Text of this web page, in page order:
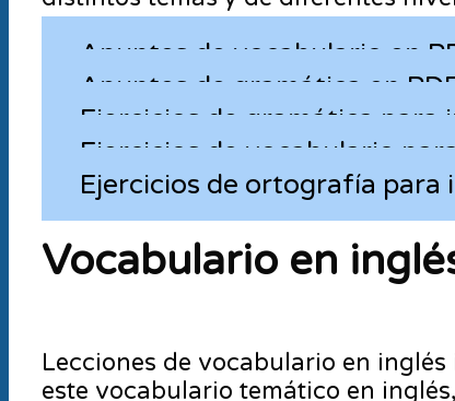
Apuntes de vocabulario en
Apuntes de gramática en
Ejercicios de gramática para
Ejercicios de vocabulario
Ejercicios de ortografía para
Vocabulario en
Lecciones de vocabulario en
este vocabulario temático en